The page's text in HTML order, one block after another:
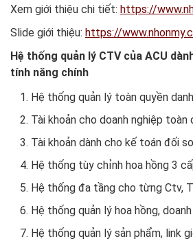
Xem giới thiệu chi tiết: https://
Slide giới thiệu: https://
Hệ thống quản lý CTV của ACU
tính năng chính
Hệ thống quản lý toàn quyền
Tài khoản cho doanh nghiệp toàn
Tài khoản dành cho kế toán đối
Hệ thống tùy chỉnh hoa hồng 3
Hệ thống đa tầng cho từng Ctv,
Hệ thống quản lý hoa hồng,
Hệ thống quản lý sản phẩm, link